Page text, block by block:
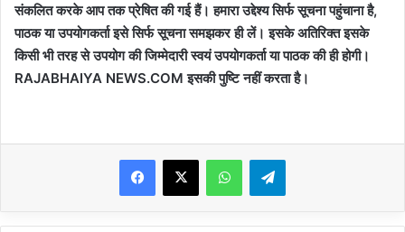
संकलित करके आप तक प्रेषित की गई हैं। हमारा उद्देश्य सिर्फ सूचना पहुंचाना है,
पाठक या उपयोगकर्ता इसे सिर्फ सूचना समझकर ही लें। इसके अतिरिक्त इसके
किसी भी तरह से उपयोग की जिम्मेदारी स्वयं उपयोगकर्ता या पाठक की ही होगी।
RAJABHAIYA NEWS.COM इसकी पुष्टि नहीं करता है।
WhatsAppTelegram